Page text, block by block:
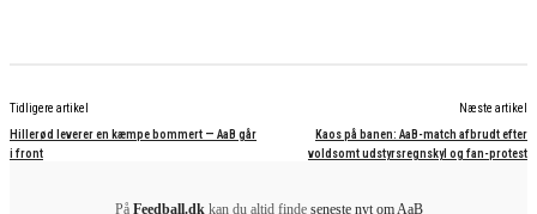
Tidligere artikel
Hillerød leverer en kæmpe bommert — AaB går
i front
Næste artikel
Kaos på banen: AaB-match afbrudt efter
voldsomt udstyrsregnskyl og fan-protest
På Feedball.dkkan du altid finde seneste nyt om AaB